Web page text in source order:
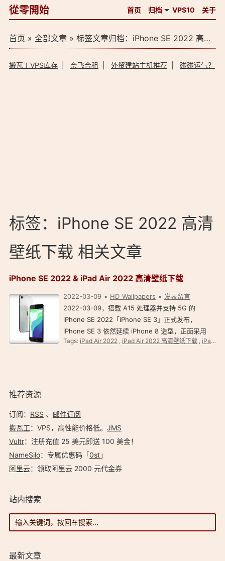
從零開始 首页 归档 VP$10 关于
首页 » 全部文章» 标签文章归档：iPhone SE 2022 高清壁纸下载（1）
搬瓦工VPS库存| 奈飞合租 外贸建站主机推荐| 碰碰运气？
标签：iPhone SE 2022 高清
壁纸下载 相关文章
iPhone SE 2022 & iPad Air 2022 高清壁纸下载
2022-03-09 HD_Wallpapers
发表留言
2022-03-09，搭载 A15 处理器并支持 5G 的
iPhone SE 2022「iPhone SE 3」正式发布，
iPhone SE 3 依然延续 iPhone 8 造型，正面采用
4.7 寸液晶屏、保留内嵌 Touch ID Home 按钮，机
Tags: iPad Air 2022, iPad Air 2022 高清壁纸下载, iPad 壁纸
推荐资源
订阅： RSS 、 邮件订阅
搬瓦工：VPS，高性能价格低。️ JMS
Vultr：注册充值 25 美元即送 100 美金！
NameSilo：专属优惠码「0st」
阿里云：领取阿里云 2000 元代金券
站内搜索
最新文章